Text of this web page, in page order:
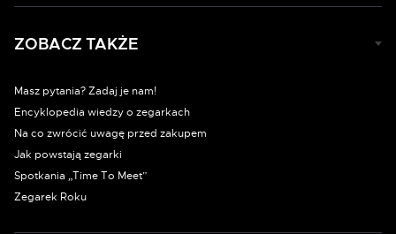
ZOBACZ TAKŻE
Masz pytania? Zadaj je nam!
Encyklopedia wiedzy o zegarkach
Na co zwrócić uwagę przed zakupem
Jak powstają zegarki
Spotkania „Time To Meet”
Zegarek Roku